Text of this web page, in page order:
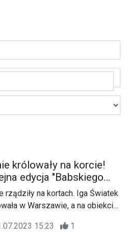
królowały na korcie!
edycja "Babskiego
w Kędzierzynie-
ZDJĘCIA
rządziły na kortach. Iga Światek
w Warszawie, a na obiekcie
świetna atmosfera podczas
15:23 1